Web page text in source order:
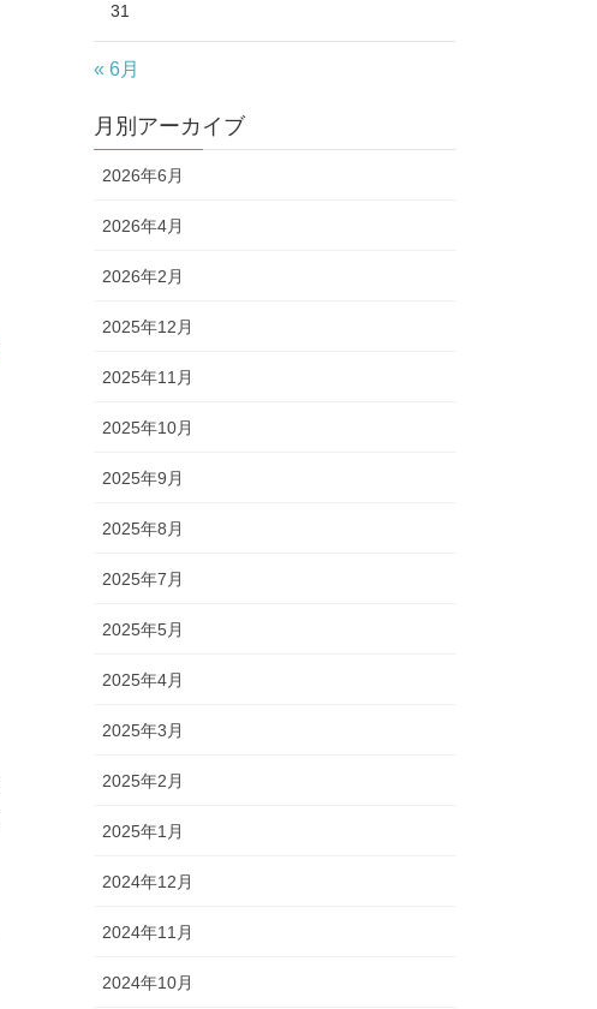
31
« 6月
月別アーカイブ
2026年6月
2026年4月
2026年2月
2025年12月
2025年11月
2025年10月
2025年9月
2025年8月
2025年7月
2025年5月
2025年4月
2025年3月
2025年2月
2025年1月
2024年12月
2024年11月
2024年10月